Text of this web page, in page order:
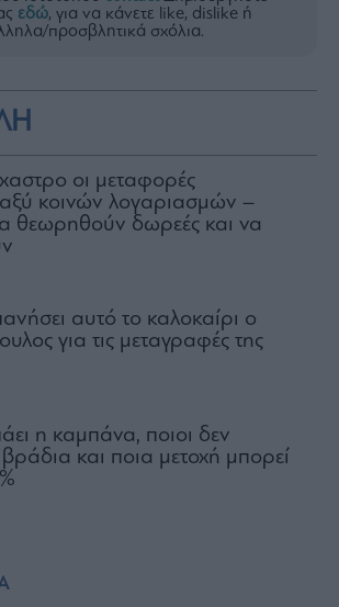
εδώ, για να κάνετε like, dislike ή
προσβλητικά σχόλια.
οι μεταφορές
κοινών λογαριασμών –
θεωρηθούν δωρεές και να
αυτό το καλοκαίρι ο
για τις μεταγραφές της
η καμπάνα, ποιοι δεν
και ποια μετοχή μπορεί